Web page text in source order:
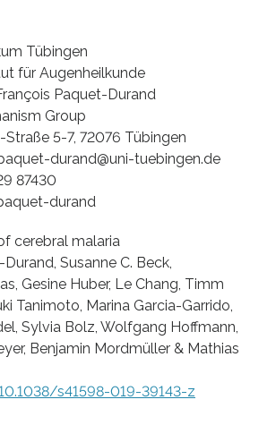
Tübingen
für Augenheilkunde
Paquet-Durand
Group
5-7, 72076 Tübingen
durand@uni-tuebingen.de
87430
durand
cerebral malaria
Susanne C. Beck,
Gesine Huber, Le Chang, Timm
Tanimoto, Marina Garcia-Garrido,
Sylvia Bolz, Wolfgang Hoffmann,
Benjamin Mordmüller & Mathias
s41598-019-39143-z